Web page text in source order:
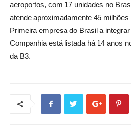
aeroportos, com 17 unidades no
atende aproximadamente 45
Primeira empresa do Brasil a
Companhia está listada há 14 anos
da B3.